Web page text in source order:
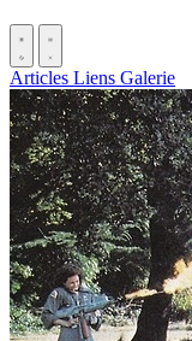
Articles Liens Galerie